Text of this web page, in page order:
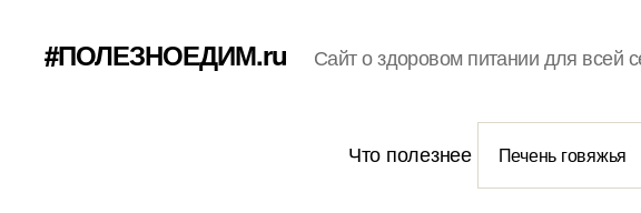
#ПОЛЕЗНОЕДИМ.ru Сайт о здоровом питании для всей
Что полезнее